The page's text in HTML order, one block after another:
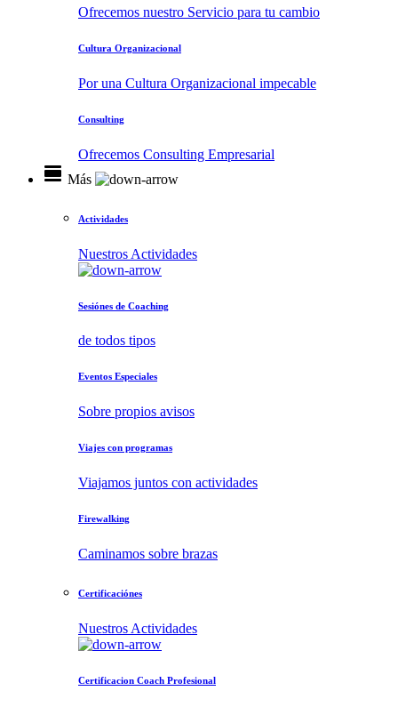
Ofrecemos nuestro Servicio para tu cambio
Cultura Organizacional
Por una Cultura Organizacional impecable
Consulting
Ofrecemos Consulting Empresarial
view_day Más
Actividades
Nuestros Actividades
Sesiónes de Coaching
de todos tipos
Eventos Especiales
Sobre propios avisos
Viajes con programas
Viajamos juntos con actividades
Firewalking
Caminamos sobre brazas
Certificaciónes
Nuestros Actividades
Certificacion Coach Profesional